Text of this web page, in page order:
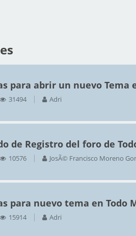
para abrir un nuevo Tema
31494 Adri
de Registro del foro de
10576 JosÃ© Francisco Moreno
para nuevo tema en Todo
15914 Adri